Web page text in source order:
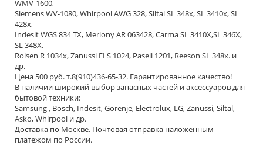
WMV-1600,
Siemens WV-1080, Whirpool AWG 328, Siltal SL 348x, SL 3410x, SL
428x,
Indesit WGS 834 TX, Merlony AR 063428, Carma SL 3410X,SL 346X,
SL 348X,
Rolsen R 1034x, Zanussi FLS 1024, Paseli 1201, Reeson SL 348x. и
др.
Цена 500 руб. т.8(910)436-65-32. Гарантированное качество!
В наличии широкий выбор запасных частей и аксессуаров для
бытовой техники:
Samsung , Bosch, Indesit, Gorenje, Electrolux, LG, Zanussi, Siltal,
Asko, Whirpool и др.
Доставка по Москве. Почтовая отправка наложенным
платежом по России.